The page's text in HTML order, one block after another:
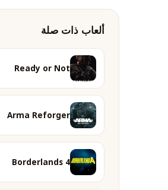
ألعاب ذات صلة
Ready or Not
Arma Reforger
Borderlands 4